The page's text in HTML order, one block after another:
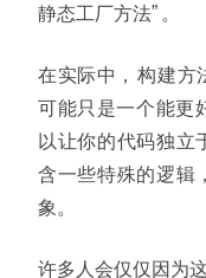
静态工厂方法 。
在实际中 ， 构建方
可能只是一个能更
以让你的代码独立
含一些特殊的逻辑 ，
象。
许多人会仅仅因为